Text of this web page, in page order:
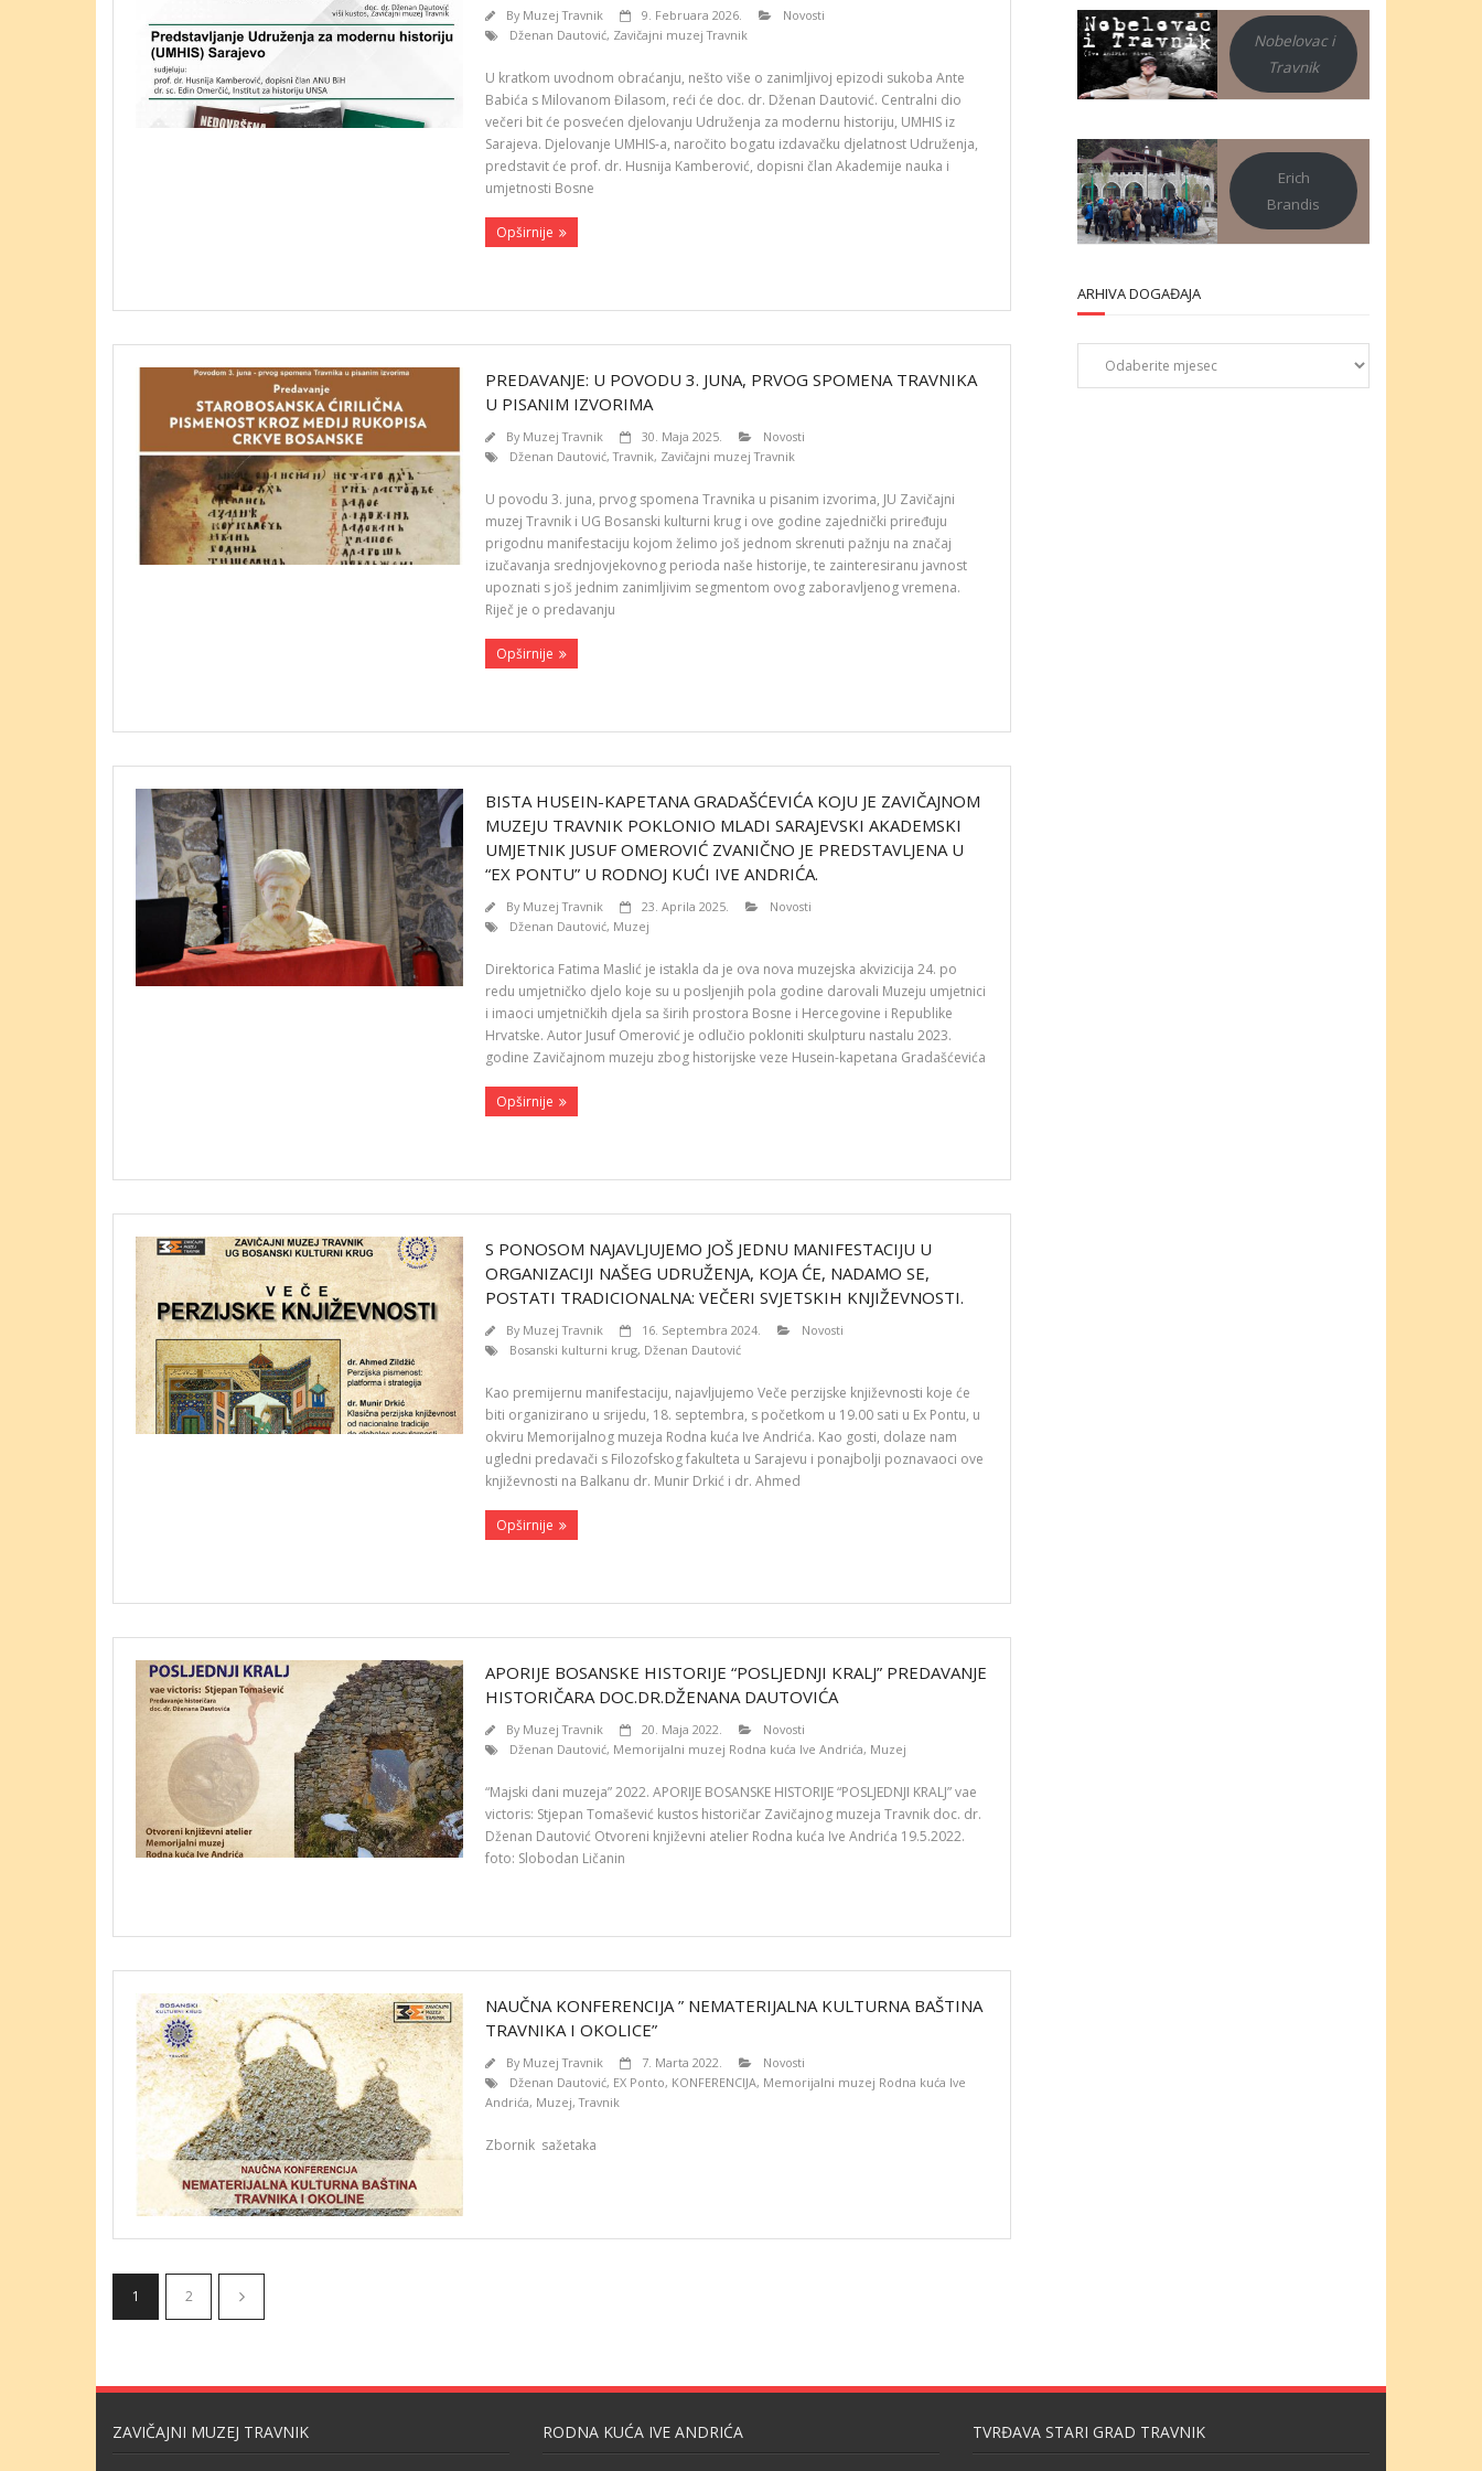
By Muzej Travnik 9. Februara 2026.
Novosti
Dženan Dautović, Zavičajni muzej Travnik
U kratkom uvodnom obraćanju, nešto više o zanimljivoj epizodi sukoba Ante
Babića s Milovanom Đilasom, reći će doc. dr. Dženan Dautović. Centralni dio
večeri bit će posvećen djelovanju Udruženja za modernu historiju, UMHIS iz
Sarajeva. Djelovanje UMHIS-a, naročito bogatu izdavačku djelatnost Udruženja,
predstavit će prof. dr. Husnija Kamberović, dopisni član Akademije nauka i
umjetnosti Bosne
Opširnije
PREDAVANJE: U POVODU 3. JUNA, PRVOG SPOMENA TRAVNIKA
U PISANIM IZVORIMA
By Muzej Travnik 30. Maja 2025.
Novosti
Dženan Dautović,Travnik, Zavičajni muzej Travnik
U povodu 3. juna, prvog spomena Travnika u pisanim izvorima, JU Zavičajni
muzej Travnik i UG Bosanski kulturni krug i ove godine zajednički priređuju
prigodnu manifestaciju kojom želimo još jednom skrenuti pažnju na značaj
izučavanja srednjovjekovnog perioda naše historije, te zainteresiranu javnost
upoznati s još jednim zanimljivim segmentom ovog zaboravljenog vremena.
Riječ je o predavanju
Opširnije
BISTA HUSEIN-KAPETANA GRADAŠĆEVIĆA KOJU JE ZAVIČAJNOM
MUZEJU TRAVNIK POKLONIO MLADI SARAJEVSKI AKADEMSKI
UMJETNIK JUSUF OMEROVIĆ ZVANIČNO JE PREDSTAVLJENA U
“EX PONTU” U RODNOJ KUĆI IVE ANDRIĆA.
By Muzej Travnik 23. Aprila 2025.
Novosti
Dženan Dautović, Muzej
Direktorica Fatima Maslić je istakla da je ova nova muzejska akvizicija 24. po
redu umjetničko djelo koje su u posljenjih pola godine darovali Muzeju umjetnici
i imaoci umjetničkih djela sa širih prostora Bosne i Hercegovine i Republike
Hrvatske. Autor Jusuf Omerović je odlučio pokloniti skulpturu nastalu 2023.
godine Zavičajnom muzeju zbog historijske veze Husein-kapetana Gradašćevića
Opširnije
S PONOSOM NAJAVLJUJEMO JOŠ JEDNU MANIFESTACIJU U
ORGANIZACIJI NAŠEG UDRUŽENJA, KOJA ĆE, NADAMO SE,
POSTATI TRADICIONALNA: VEČERI SVJETSKIH KNJIŽEVNOSTI.
By Muzej Travnik 16. Septembra 2024.
Novosti
Bosanski kulturni krug, Dženan Dautović
Kao premijernu manifestaciju, najavljujemo Veče perzijske književnosti koje će
biti organizirano u srijedu, 18. septembra, s početkom u 19.00 sati u Ex Pontu, u
okviru Memorijalnog muzeja Rodna kuća Ive Andrića. Kao gosti, dolaze nam
ugledni predavači s Filozofskog fakulteta u Sarajevu i ponajbolji poznavaoci ove
književnosti na Balkanu dr. Munir Drkić i dr. Ahmed
Opširnije
APORIJE BOSANSKE HISTORIJE “POSLJEDNJI KRALJ” PREDAVANJE
HISTORIČARA DOC.DR.DŽENANA DAUTOVIĆA
By Muzej Travnik 20. Maja 2022.
Novosti
Dženan Dautović, Memorijalni muzej Rodna kuća Ive Andrića, Muzej
“Majski dani muzeja” 2022. APORIJE BOSANSKE HISTORIJE “POSLJEDNJI KRALJ” vae
victoris: Stjepan Tomašević kustos historičar Zavičajnog muzeja Travnik doc. dr.
Dženan Dautović Otvoreni književni atelier Rodna kuća Ive Andrića 19.5.2022.
foto: Slobodan Ličanin
NAUČNA KONFERENCIJA ” NEMATERIJALNA KULTURNA BAŠTINA
TRAVNIKA I OKOLICE”
By Muzej Travnik 7. Marta 2022.
Novosti
Dženan Dautović, EX Ponto, KONFERENCIJA, Memorijalni muzej Rodna kuća Ive
Andrića, Muzej,Travnik
Zbornik sažetaka
1 2
Nobelovac i
Travnik
Erich
Brandis
ARHIVA DOGAĐAJA
Arhiva
događaja
ZAVIČAJNI MUZEJ TRAVNIK RODNA KUĆA IVE ANDRIĆA TVRĐAVA STARI GRAD TRAVNIK